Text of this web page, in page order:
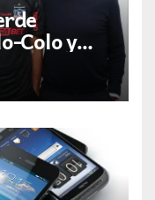
Colo y